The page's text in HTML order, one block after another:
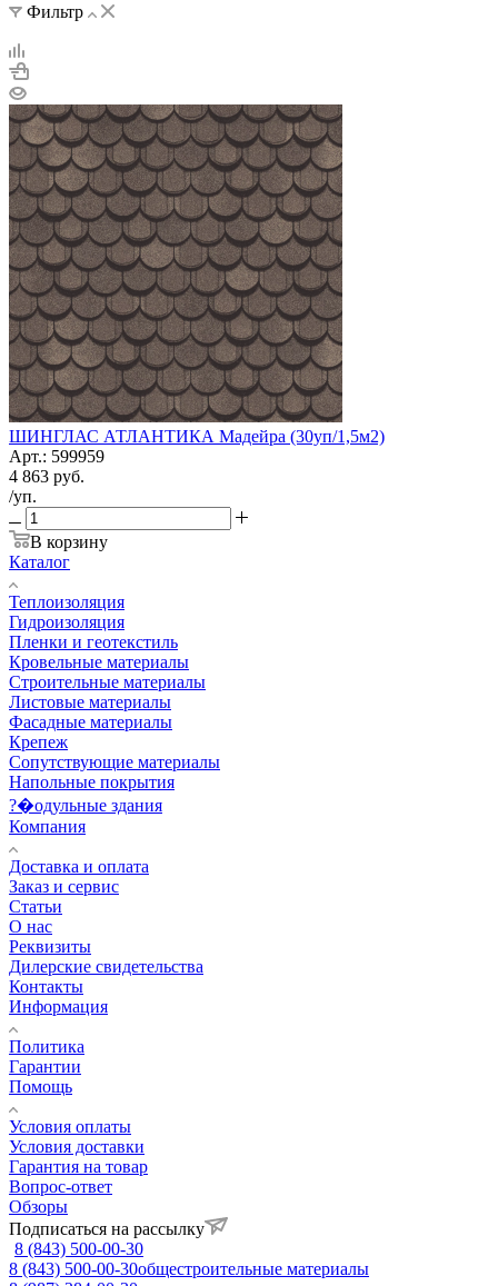
Фильтр
ШИНГЛАС АТЛАНТИКА Мадейра (30уп/1,5м2)
Арт.: 599959
4 863 руб.
/уп.
В корзину
Каталог
Теплоизоляция
Гидроизоляция
Пленки и геотекстиль
Кровельные материалы
Строительные материалы
Листовые материалы
Фасадные материалы
Крепеж
Сопутствующие материалы
Напольные покрытия
?�одульные здания
Компания
Доставка и оплата
Заказ и сервис
Статьи
О нас
Реквизиты
Дилерские свидетельства
Контакты
Информация
Политика
Гарантии
Помощь
Условия оплаты
Условия доставки
Гарантия на товар
Вопрос-ответ
Обзоры
Подписаться на рассылку
8 (843) 500-00-30
8 (843) 500-00-30общестроительные материалы